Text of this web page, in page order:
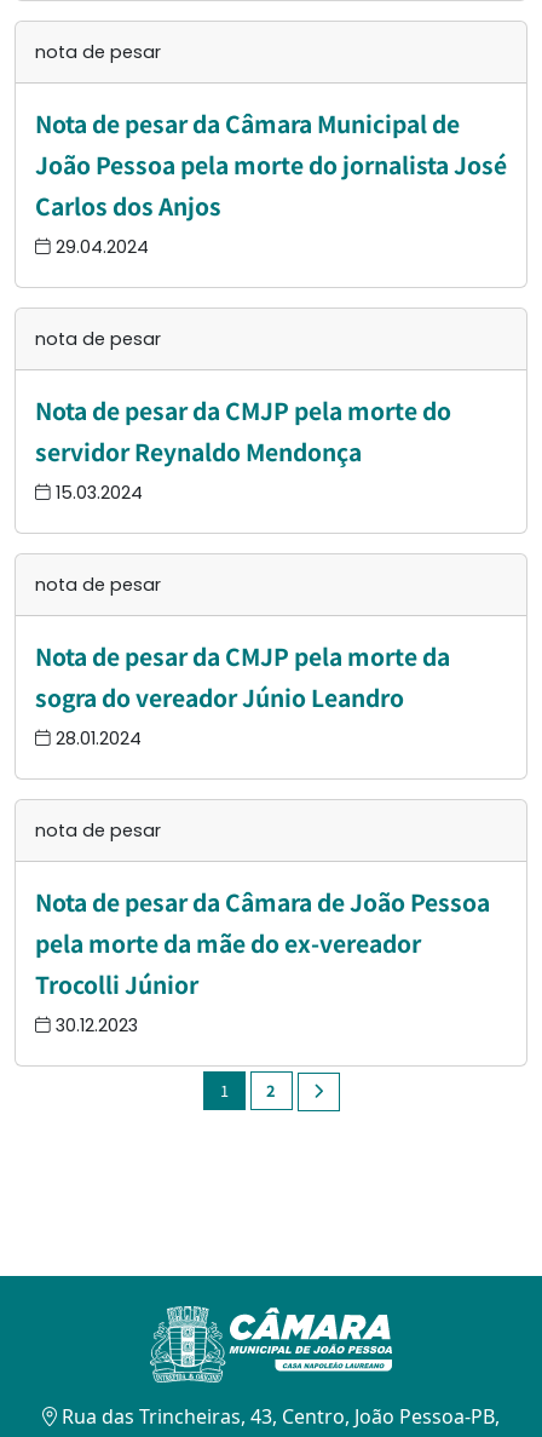
nota de pesar
Nota de pesar da Câmara Municipal de
João Pessoa pela morte do jornalista José
Carlos dos Anjos
29.04.2024
nota de pesar
Nota de pesar da CMJP pela morte do
servidor Reynaldo Mendonça
15.03.2024
nota de pesar
Nota de pesar da CMJP pela morte da
sogra do vereador Júnio Leandro
28.01.2024
nota de pesar
Nota de pesar da Câmara de João Pessoa
pela morte da mãe do ex-vereador
Trocolli Júnior
30.12.2023
1 2
Rua das Trincheiras, 43, Centro, João Pessoa-PB,